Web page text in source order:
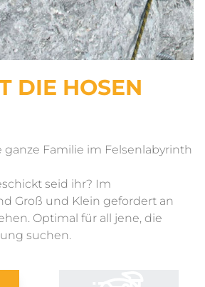
DIE HOSEN
ganze Familie im Felsenlabyrinth
seid ihr? Im
Groß und Klein gefordert an
Optimal für all jene, die
suchen.